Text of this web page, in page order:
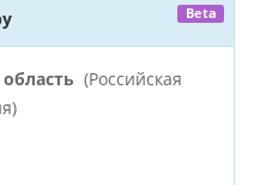
Beta
(Российская